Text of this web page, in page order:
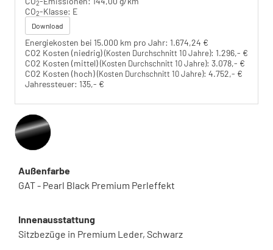
2
CO2-Klasse: E
Download
Energiekosten bei 15.000 km pro Jahr: 1.674,24 €
CO2 Kosten (niedrig)(Kosten Durchschnitt 10 Jahre): 1.296,- €
CO2 Kosten (mittel)(Kosten Durchschnitt 10 Jahre): 3.078,- €
CO2 Kosten (hoch)(Kosten Durchschnitt 10 Jahre): 4.752,- €
Jahressteuer: 135,- €
Außenfarbe
GAT - Pearl Black Premium Perleffekt
Innenausstattung
Sitzbezüge in Premium Leder, Schwarz